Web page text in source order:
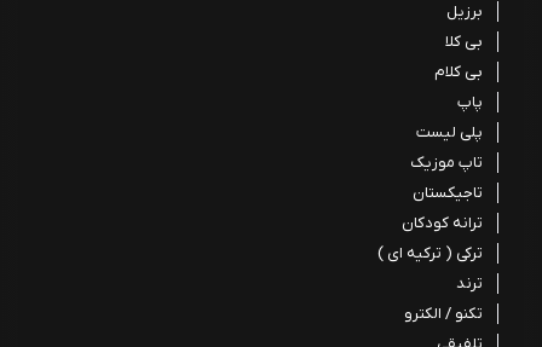
برزیل
بی کلا
بی کلام
پاپ
پلی لیست
تاپ موزیک
تاجیکستان
ترانه کودکان
ترکی ( ترکیه ای )
ترند
تکنو / الکترو